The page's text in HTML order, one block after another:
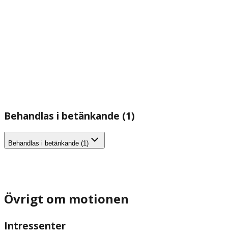
Behandlas i betänkande (1)
Behandlas i betänkande (1)
Övrigt om motionen
Intressenter